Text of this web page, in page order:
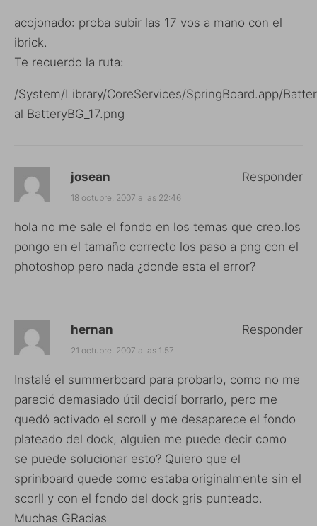
acojonado: proba subir las 17 vos a mano con el
ibrick.
Te recuerdo la ruta:
/System/Library/CoreServices/SpringBoard.app/
al BatteryBG_17.png
josean
18 octubre, 2007 a las 22:46
hola no me sale el fondo en los temas que creo.los
pongo en el tamaño correcto los paso a png con el
photoshop pero nada ¿donde esta el error?
Responder
hernan
21 octubre, 2007 a las 1:57
Instalé el summerboard para probarlo, como no me
pareció demasiado útil decidí borrarlo, pero me
quedó activado el scroll y me desaparece el fondo
plateado del dock, alguien me puede decir como
se puede solucionar esto? Quiero que el
sprinboard quede como estaba originalmente sin el
scorll y con el fondo del dock gris punteado.
Muchas GRacias
Responder